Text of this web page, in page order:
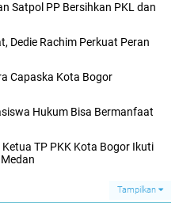
Satpol PP Bersihkan PKL dan
Dedie Rachim Perkuat Peran
Capaska Kota Bogor
Hukum Bisa Bermanfaat
TP PKK Kota Bogor Ikuti
Tampilkan